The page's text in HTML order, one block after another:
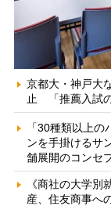
京都大・神戸大
止 「推薦入試
「30種類以上
ンを手掛けるサ
舗展開のコンセ
《商社の大学
産、住友商事へ